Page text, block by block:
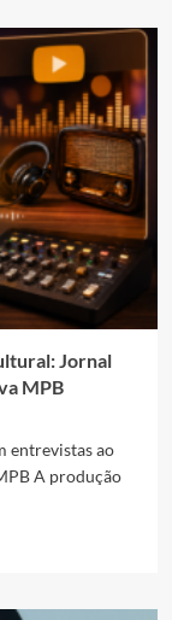
Jornal
MPB
entrevistas ao
A produção